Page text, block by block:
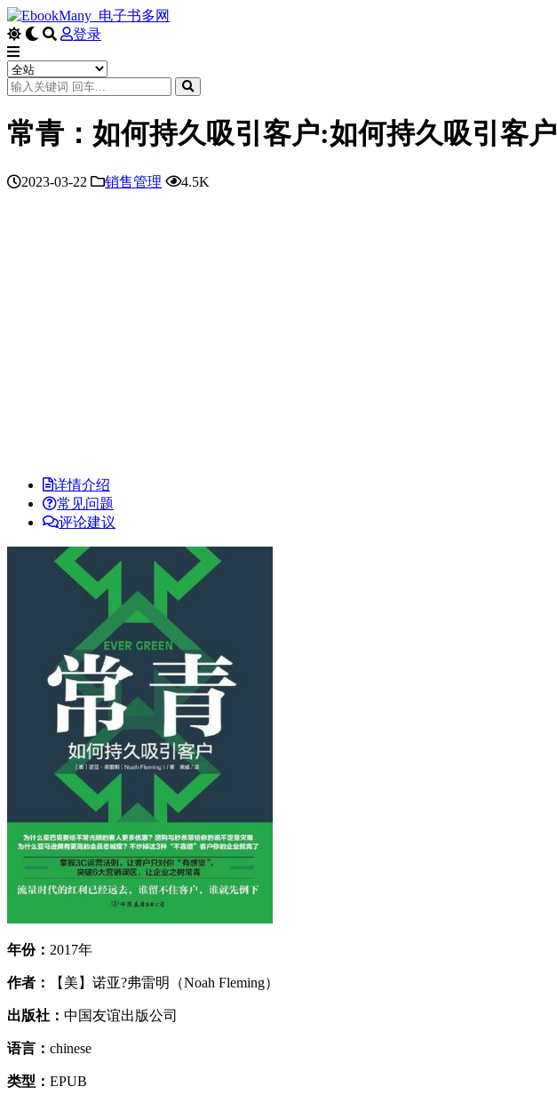
登录
常青：如何持久吸引客户:如何持久吸引客户
2023-03-22 销售管理 4.5K
详情介绍
常见问题
评论建议
年份： 2017年
作者： 【美】诺亚?弗雷明（Noah Fleming）
出版社： 中国友谊出版公司
语言： chinese
类型： EPUB